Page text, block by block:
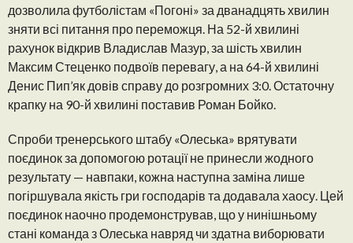
дозволила футболістам «Погоні» за дванадцять хвилин
зняти всі питання про переможця. На 52-й хвилині
рахунок відкрив Владислав Мазур, за шість хвилин
Максим Стеценко подвоїв перевагу, а на 64-й хвилині
Денис Пип’як довів справу до розгромних 3:0. Остаточну
крапку на 90-й хвилині поставив Роман Бойко.
Спроби тренерського штабу «Олеська» врятувати
поєдинок за допомогою ротації не принесли жодного
результату — навпаки, кожна наступна заміна лише
погіршувала якість гри господарів та додавала хаосу. Цей
поєдинок наочно продемонстрував, що у нинішньому
стані команда з Олеська навряд чи здатна виборювати